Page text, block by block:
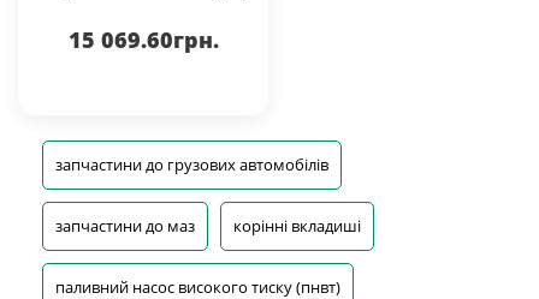
15 069.60грн.
запчастини до грузових автомобілів
запчастини до маз корінні вкладиші
паливний насос високого тиску (пнвт)